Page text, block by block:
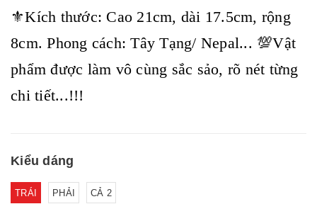
⚜️Kích thước: Cao 21cm, dài 17.5cm, rộng
8cm. Phong cách: Tây Tạng/ Nepal... 💯Vật
phẩm được làm vô cùng sắc sảo, rõ nét từng
chi tiết...!!!
Kiểu dáng
TRÁI PHẢI CẢ 2